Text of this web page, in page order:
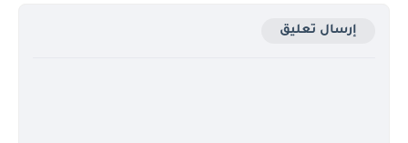
إرسال تعليق